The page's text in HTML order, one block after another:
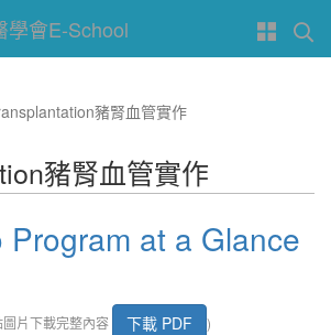
學會E-School
豬腎血管實作
豬腎血管實作
Program at a Glance
片下載完整內容 下載 PDF )